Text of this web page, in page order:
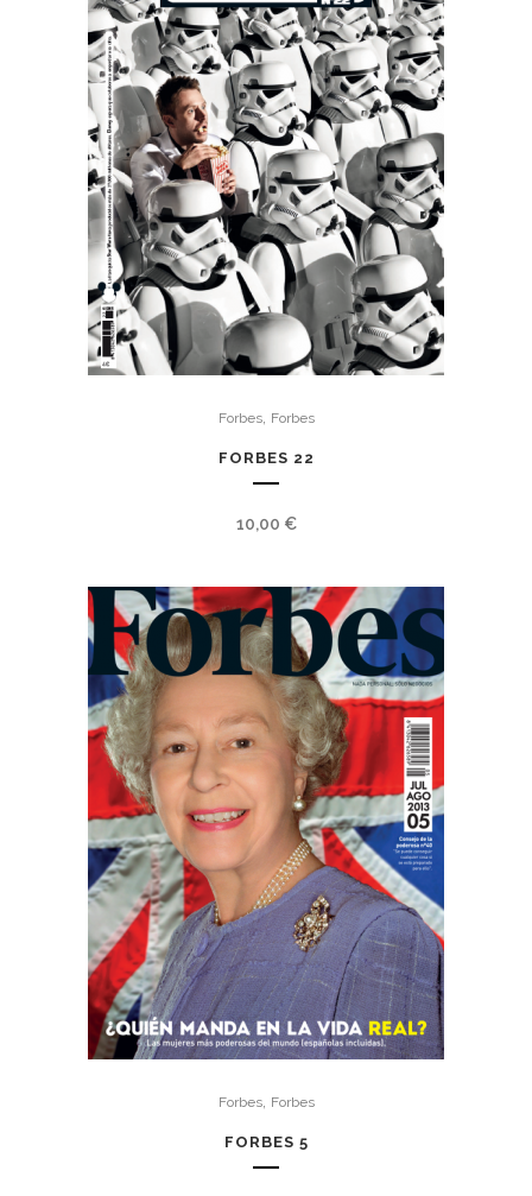
Forbes, Forbes
FORBES 22
10,00 €
Forbes, Forbes
FORBES 5